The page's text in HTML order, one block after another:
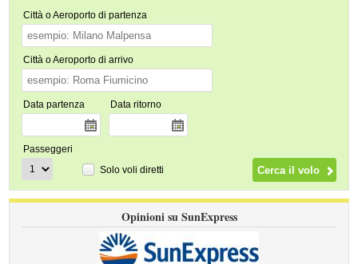
Città o Aeroporto di partenza
Città o Aeroporto di arrivo
Data partenza Data ritorno
Passeggeri
Solo voli diretti
Opinioni su SunExpress